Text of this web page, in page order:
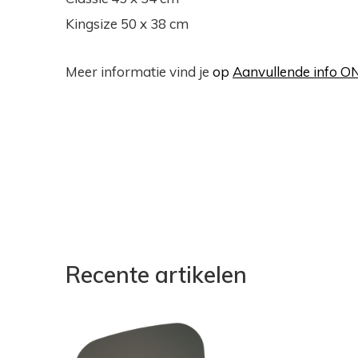
Kingsize 50 x 38 cm
Meer informatie vind je op Aanvullende info
Recente artikelen